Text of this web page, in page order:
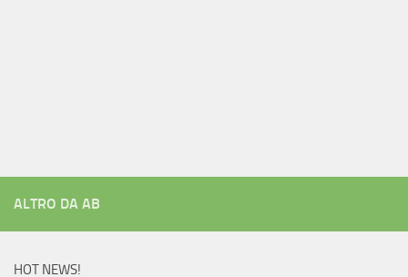
ALTRO DA AB
HOT NEWS!